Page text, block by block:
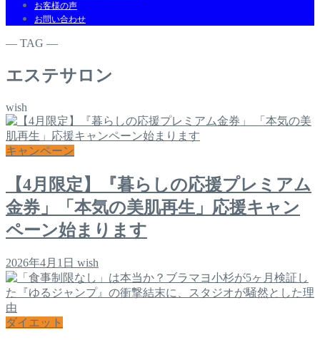
お客様の声
お問い合わせ
― TAG ―
エステサロン
wish
キャンペーン
【4月限定】『暮らしの応援プレミアム
金券」「本気の美肌再生」応援キャン
ペーン始まります
2026年4月1日 wish
ダイエット